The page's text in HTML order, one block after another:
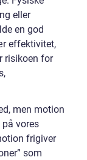
eller
en god
effektivitet,
risikoen for
men motion
vores
frigiver
som